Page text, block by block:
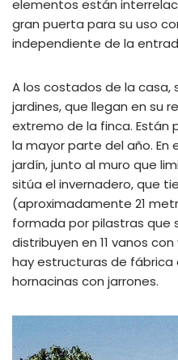
elementos están
gran puerta para su uso
independiente de la
A los costados de la casa,
jardines, que llegan en su
extremo de la finca. Están
la mayor parte del año. En
jardín, junto al muro que
sitúa el invernadero, que
(aproximadamente 21
formada por pilastras que
distribuyen en 11 vanos
hay estructuras de fábrica
hornacinas con jarrones.